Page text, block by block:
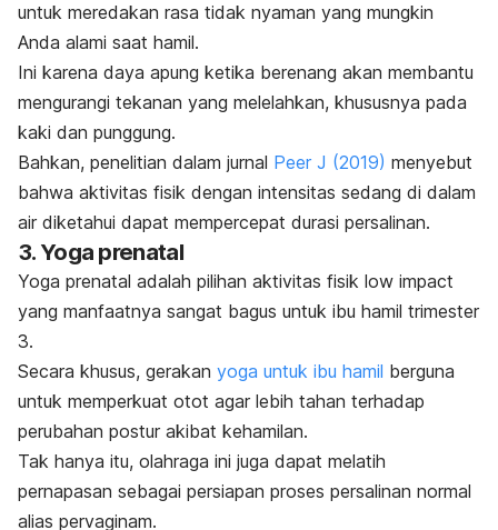
untuk meredakan rasa tidak nyaman yang mungkin
Anda alami saat hamil.
Ini karena daya apung ketika berenang akan membantu
mengurangi tekanan yang melelahkan, khususnya pada
kaki dan punggung.
Bahkan, penelitian dalam jurnal Peer J (2019) menyebut
bahwa aktivitas fisik dengan intensitas sedang di dalam
air diketahui dapat mempercepat durasi persalinan.
3. Yoga prenatal
Yoga prenatal adalah pilihan aktivitas fisik low impact
yang manfaatnya sangat bagus untuk ibu hamil trimester
3.
Secara khusus, gerakan yoga untuk ibu hamil berguna
untuk memperkuat otot agar lebih tahan terhadap
perubahan postur akibat kehamilan.
Tak hanya itu, olahraga ini juga dapat melatih
pernapasan sebagai persiapan proses persalinan normal
alias pervaginam.